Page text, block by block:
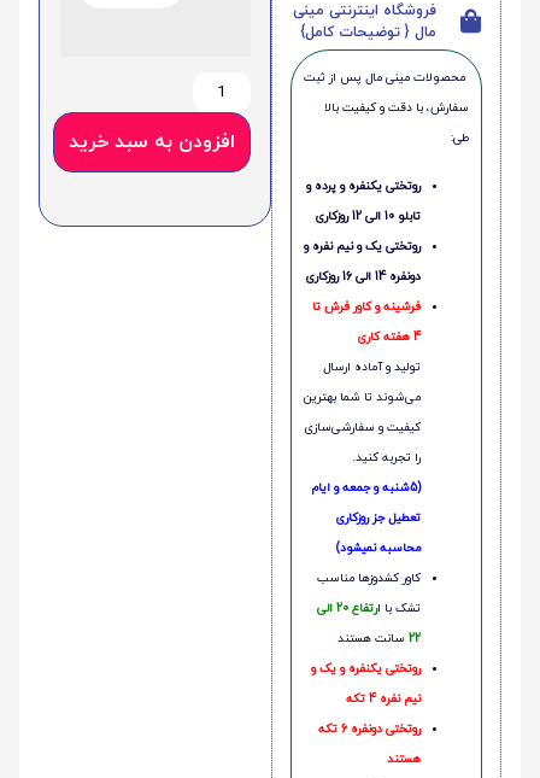
فروشگاه اینترنتی مینی
مال { توضیحات کامل}
محصولات مینی‌ مال پس از ثبت
سفارش، با دقت و کیفیت بالا
طی:
روتختی یکنفره و پرده و
تابلو 10 الی 12 روزکاری
روتختی یک و نیم نفره و
دونفره 14 الی 16 روزکاری
فرشینه و کاور فرش تا
4 هفته کاری
تولید و آماده ارسال
می‌شوند تا شما بهترین
کیفیت و سفارشی‌سازی
را تجربه کنید.
(5شنبه و جمعه و ایام
تعطیل جز روزکاری
محاسبه نمیشود)
کاور کشدوزها مناسب
تشک با ا
رتفاع 20 الی
22 سانت هستند
روتختی یکنفره و یک و
نیم نفره 4 تکه
روتختی دونفره 6 تکه
هستند
افزودن به سبد خرید